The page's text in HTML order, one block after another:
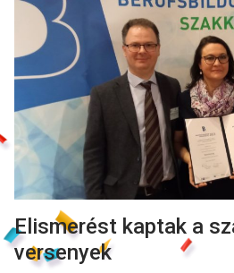
Elismerést kaptak a
versenyek